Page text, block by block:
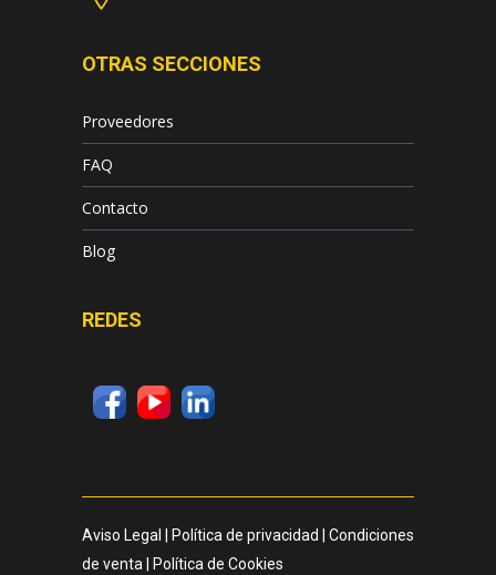
OTRAS SECCIONES
Proveedores
FAQ
Contacto
Blog
REDES
Aviso Legal Política de privacidad
Condiciones
de venta
Política de Cookies